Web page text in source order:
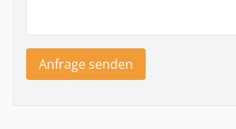
Anfrage senden